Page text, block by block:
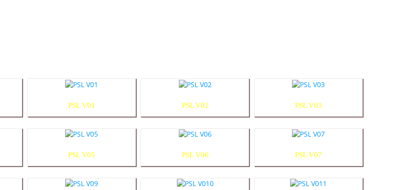
PSL V01 PSL V02 PSL V03
PSL V05 PSL V06 PSL V07